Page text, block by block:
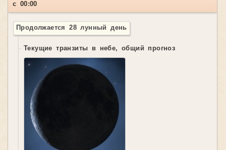
с 00:00
Продолжается 28 лунный день
Текущие транзиты в небе, общий прогноз